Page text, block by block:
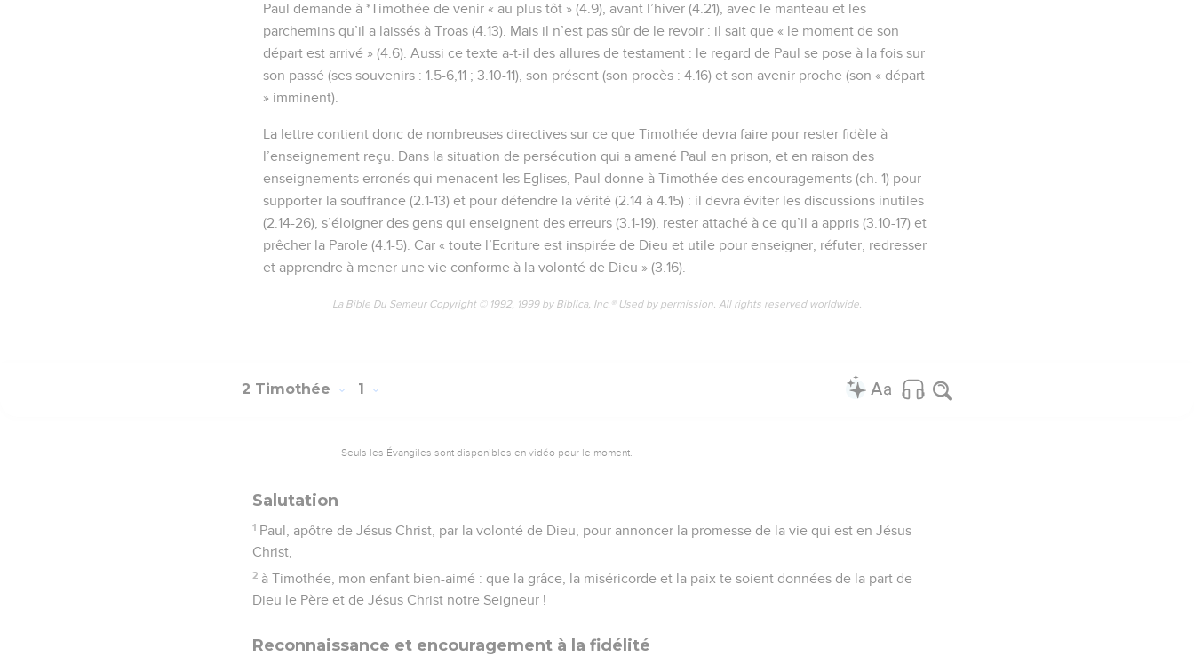
Paul demande à *Timothée de venir « au plus tôt » (4.9), avant l’hiver (4.21), avec le manteau et les
parchemins qu’il a laissés à Troas (4.13). Mais il n’est pas sûr de le revoir : il sait que « le moment de son
départ est arrivé » (4.6). Aussi ce texte a-t-il des allures de testament : le regard de Paul se pose à la fois sur
son passé (ses souvenirs : 1.5-6,11 ; 3.10-11), son présent (son procès : 4.16) et son avenir proche (son « départ
» imminent).
La lettre contient donc de nombreuses directives sur ce que Timothée devra faire pour rester fidèle à
l’enseignement reçu. Dans la situation de persécution qui a amené Paul en prison, et en raison des
enseignements erronés qui menacent les Eglises, Paul donne à Timothée des encouragements (ch. 1) pour
supporter la souffrance (2.1-13) et pour défendre la vérité (2.14 à 4.15) : il devra éviter les discussions inutiles
(2.14-26), s’éloigner des gens qui enseignent des erreurs (3.1-19), rester attaché à ce qu’il a appris (3.10-17) et
prêcher la Parole (4.1-5). Car « toute l’Ecriture est inspirée de Dieu et utile pour enseigner, réfuter, redresser
et apprendre à mener une vie conforme à la volonté de Dieu » (3.16).
La Bible Du Semeur Copyright © 1992, 1999 by Biblica, Inc.® Used by permission. All rights reserved worldwide.
2 Timothée 1
Seuls les Évangiles sont disponibles en vidéo pour le moment.
Salutation
1 Paul, apôtre de Jésus Christ, par la volonté de Dieu, pour annoncer la promesse de la vie qui est en Jésus
Christ,
2 à Timothée, mon enfant bien-aimé : que la grâce, la miséricorde et la paix te soient données de la part de
Dieu le Père et de Jésus Christ notre Seigneur !
Reconnaissance et encouragement à la fidélité